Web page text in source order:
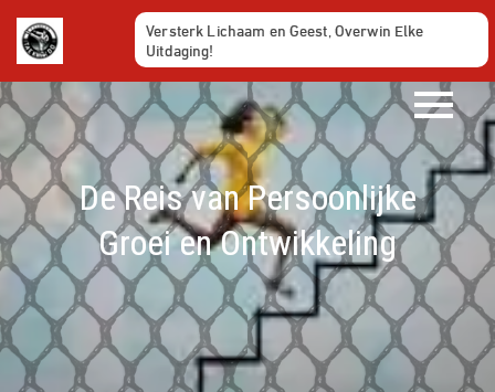
Ga
naar
de
inhoud
Versterk Lichaam en Geest, Overwin Elke
Uitdaging!
De Reis van Persoonlijke
Groei en Ontwikkeling